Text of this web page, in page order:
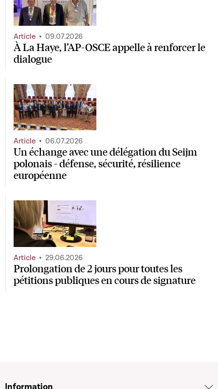
À La Haye, l’AP-OSCE appelle à renforcer le
dialogue
Article 09.07.2026
Un échange avec une délégation du Seijm
polonais - défense, sécurité, résilience
européenne
Article 06.07.2026
Prolongation de 2 jours pour toutes les
pétitions publiques en cours de signature
Article 29.06.2026